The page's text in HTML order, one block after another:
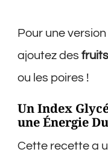
Pour une
ajoutez des
ou les poires !
Un Index
une Énergie
Cette recette a